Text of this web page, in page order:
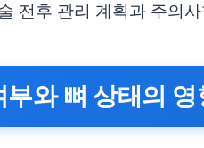
전후 관리 계획과 주의
부와 뼈 상태의 영